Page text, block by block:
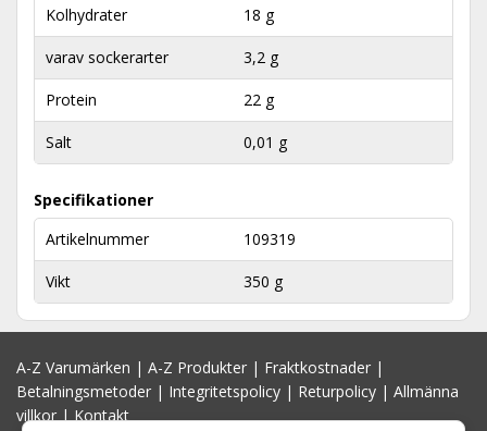
Kolhydrater 18 g
varav sockerarter 3,2 g
Protein 22 g
Salt 0,01 g
Specifikationer
Artikelnummer
109319
Vikt 350 g
A-Z Varumärken | A-Z Produkter | Fraktkostnader |
Betalningsmetoder | Integritetspolicy | Returpolicy | Allmänna
villkor|Kontakt